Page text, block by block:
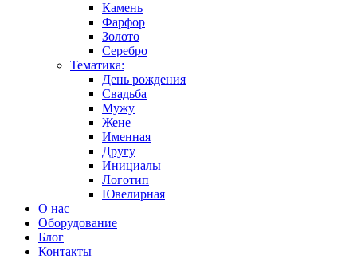
Камень
Фарфор
Золото
Серебро
Тематика:
День рождения
Свадьба
Мужу
Жене
Именная
Другу
Инициалы
Логотип
Ювелирная
О нас
Оборудование
Блог
Контакты